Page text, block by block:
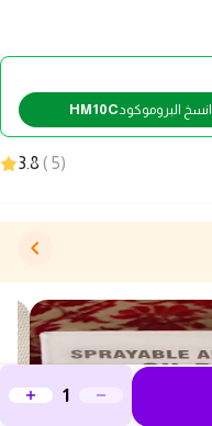
انسخ البروموكود HM10C
(
5
)
3.8